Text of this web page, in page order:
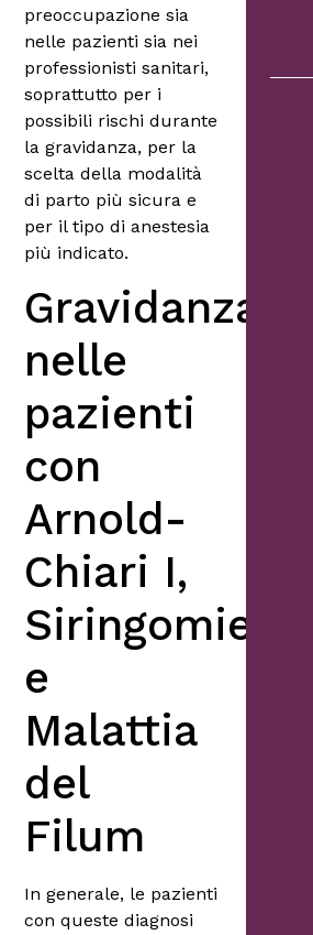
preoccupazione sia
nelle pazienti sia nei
professionisti sanitari,
soprattutto per i
possibili rischi durante
la gravidanza, per la
scelta della modalità
di parto più sicura e
per il tipo di anestesia
più indicato.
Gravidanza
nelle
pazienti
con
Arnold-
Chiari I,
Siringomielia
e
Malattia
del
Filum
In generale, le pazienti
con queste diagnosi